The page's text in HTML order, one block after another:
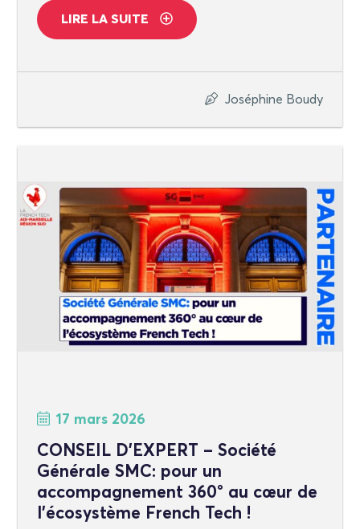
LIRE LA SUITE
Joséphine Boudy
17 mars 2026
CONSEIL D’EXPERT – Société
Générale SMC: pour un
accompagnement 360° au cœur de
l’écosystème French Tech !